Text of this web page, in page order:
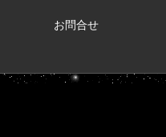
お問合せ